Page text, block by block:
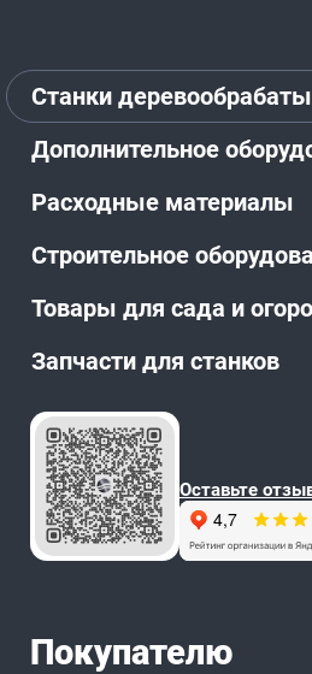
Станки
Дополнительное
Расходные материалы
Строительное
Товары для сада и
Запчасти для станков
Оставьте
Покупателю